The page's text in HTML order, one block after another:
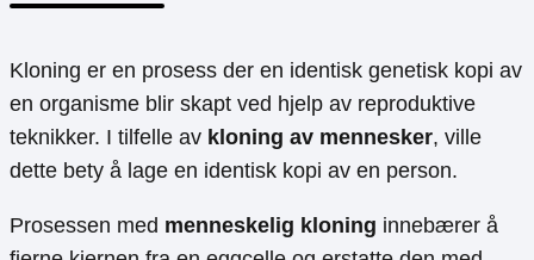
Kloning er en prosess der en identisk genetisk kopi av
en organisme blir skapt ved hjelp av reproduktive
teknikker. I tilfelle av kloning av mennesker, ville
dette bety å lage en identisk kopi av en person.
Prosessen med menneskelig kloning innebærer å